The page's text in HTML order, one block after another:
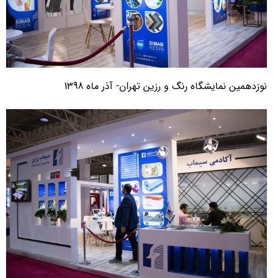
نوزدهمین نمایشگاه رنگ و رزین تهران- آذر ماه 1398